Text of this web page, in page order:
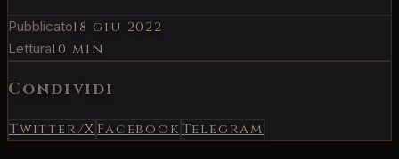
Pubblicato18 giu 2022
Lettura10 min
Condividi
Twitter/X Facebook Telegram